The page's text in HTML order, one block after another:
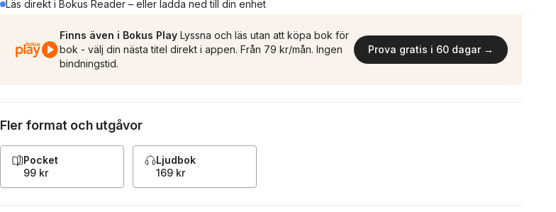
Läs direkt i Bokus Reader – eller ladda ned till din enhet
Finns även i Bokus Play Lyssna och läs utan att köpa bok för
bok - välj din nästa titel direkt i appen. Från 79 kr/mån. Ingen
bindningstid.
Prova gratis i 60 dagar →
Fler format och utgåvor
Pocket
99 kr
Ljudbok
169 kr